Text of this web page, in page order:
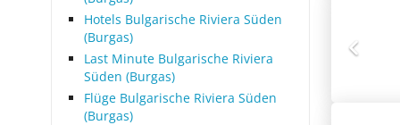
Hotels Bulgarische Riviera Süden
(Burgas)
Last Minute Bulgarische Riviera
Süden (Burgas)
Flüge Bulgarische Riviera Süden
(Burgas)